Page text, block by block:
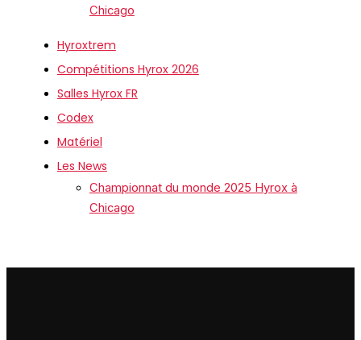
Chicago
Hyroxtrem
Compétitions Hyrox 2026
Salles Hyrox FR
Codex
Matériel
Les News
Championnat du monde 2025 Hyrox à
Chicago